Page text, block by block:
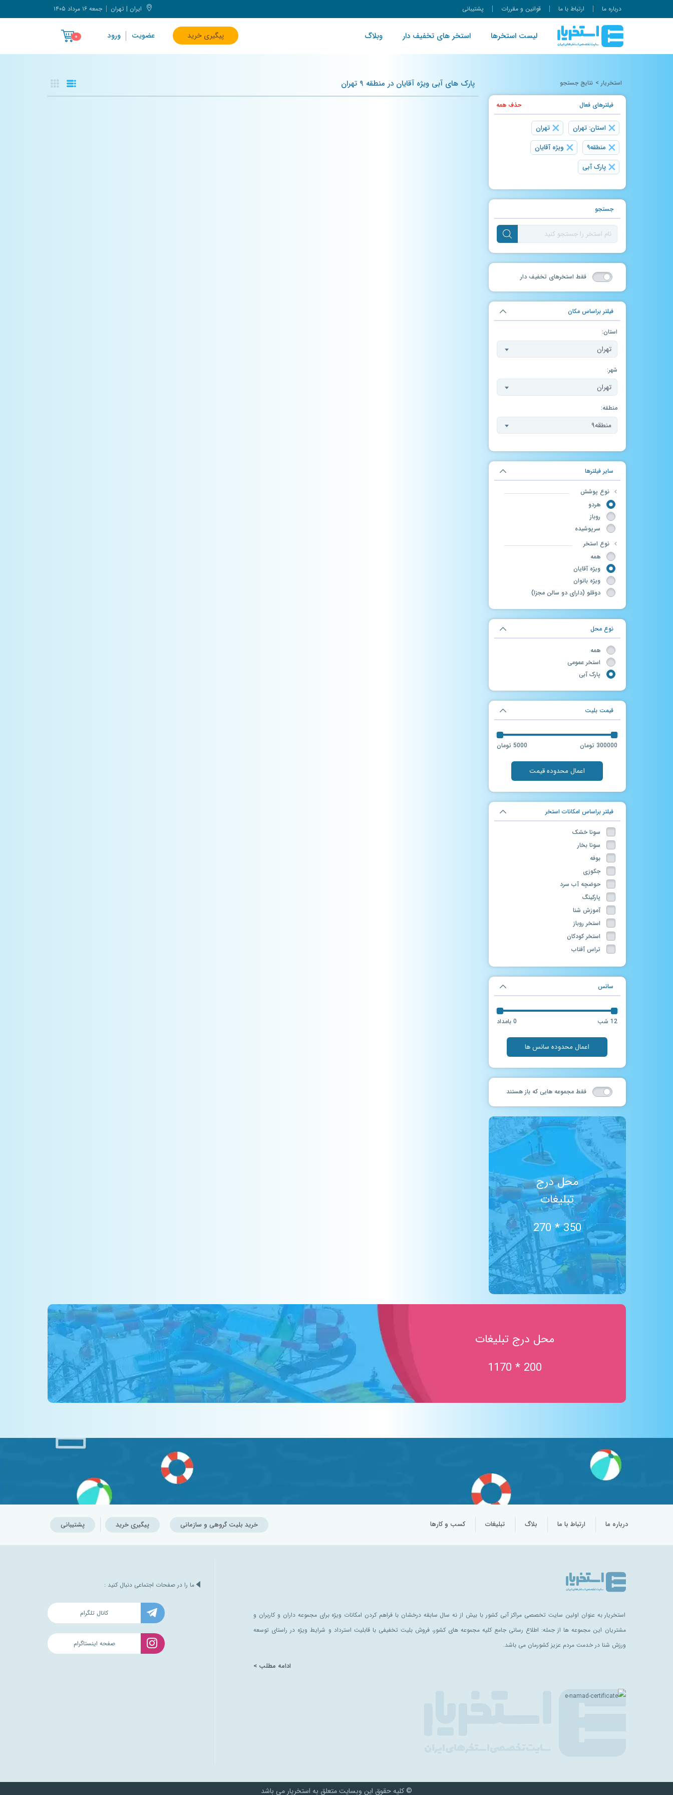
درباره ما ارتباط با ما قوانین و مقررات پشتیبانی ایران | تهران جمعه ۱۶ مرداد ۱۴۰۵
لیست استخرها استخر های تخفیف دار وبلاگ پیگیری خرید عضویت ورود ۰
استخریار > نتایج جستجو
فیلتر‌های فعال حذف همه
× استان: تهران ×تهران
× منطقه۹ × ویژه آقایان
×پارک آبی
جستجو
فقط استخر‌های تخفیف دار
فیلتر براساس مکان
استان:
تهران
شهر:
تهران
منطقه:
منطقه۹
سایر فیلترها
نوع پوشش
هردو
روباز
سرپوشیده
نوع استخر
همه
ویژه آقایان
ویژه بانوان
دوقلو (دارای دو سالن مجزا)
نوع محل
همه
استخر عمومی
پارک آبی
قیمت بلیت
5000 تومان 300000 تومان
اعمال محدوده قیمت
فیلتر براساس امکانات استخر
سونا خشک
سونا بخار
بوفه
جکوزی
حوضچه آب سرد
پارکینگ
آموزش شنا
استخر روباز
استخر کودکان
تراس آفتاب
حمام سنتی
ماساژ
فروشگاه لوازم شنا
جکوزی روباز
آرایشگاه
سرسره آبی
سانس آزاد
چاله فضایی
حرکات موزون در آب
فوتبال دستی
سانس آزاد آقایان
استخر آب درمانی
TRX
شن درمانی
رودخانه مواج
سالن پینگ پنگ
پیلاتس
ایروبیک
سالن بیلیارد
کافی شاپ
حمام ترکی
ساحل شنی
آبشار
ایروبیک تای بو (لاغری)
جکوزی نمک
سانس
0 بامداد 12 شب
اعمال محدوده سانس ها
فقط مجموعه هایی که باز هستند
محل درج
تبلیغات
350 * 270
پارک های آبی ویژه آقایان در منطقه ۹ تهران
محل درج تبلیغات
200 * 1170
درباره ما ارتباط با ما بلاگ تبلیغات کسب و کارها خرید بلیت گروهی و سازمانی پیگیری خرید پشتیبانی
استخریار به عنوان اولین سایت تخصصی مراکز آبی کشور با بیش از نه سال سابقه درخشان با فراهم کردن امکانات ویژه برای مجموعه داران و کاربران و
مشتریان این مجموعه ها از جمله: اطلاع رسانی جامع کلیه مجموعه های کشور، فروش بلیت تخفیفی با قابلیت استرداد و شرایط ویژه در راستای توسعه
ورزش شنا در خدمت مردم عزیز کشورمان می باشد.
ادامه مطلب >
ما را در صفحات اجتماعی دنبال کنید :
کانال تلگرام
صفحه اینستاگرام
© کلیه حقوق این وبسایت متعلق به استخریار می باشد